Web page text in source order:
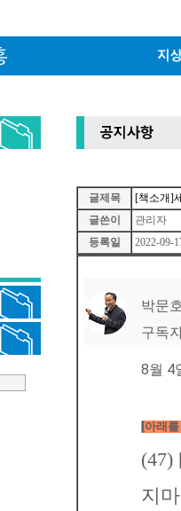
글제목
[책소개]
글쓴이
관리자
등록일
2022-09-
박문
구독
8월 4
[아래
(47)
지